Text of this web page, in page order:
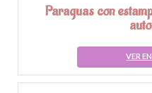
Paraguas con
VER